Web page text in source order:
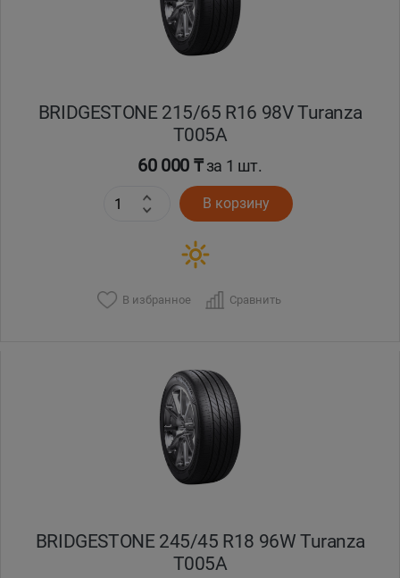
BRIDGESTONE 215/65 R16 98V Turanza
T005А
60 000 ₸за 1 шт.
В корзину
В избранное Сравнить
BRIDGESTONE 245/45 R18 96W Turanza
T005А